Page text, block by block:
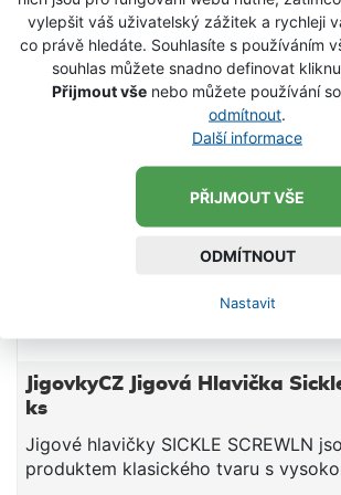
vylepšit váš uživatelský zážitek a rychleji
co právě hledáte. Souhlasíte s používáním
souhlas můžete snadno definovat
Přijmout vše nebo můžete používání
odmítnout.
Další informace
PŘIJMOUT VŠE
ODMÍTNOUT
Nastavit
JigovkyCZ Jigová Hlavička
ks
Jigové hlavičky SICKLE SCREWLN
produktem klasického tvaru s